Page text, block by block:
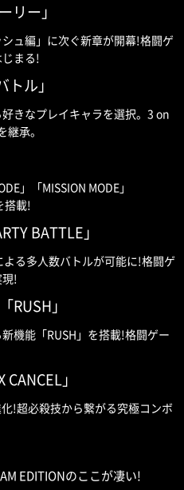
リー」
ュ編」に次ぐ新章が開幕!格闘ゲ
まる!
ル」
きなプレイキャラを選択。3 on
承。
」「MISSION MODE」
搭載!
BATTLE」
る多人数バトルが可能に!格闘ゲ
!
RUSH」
機能「RUSH」を搭載!格闘ゲー
」
!超必殺技から繋がる究極コンボ
EDITIONのここが凄い!